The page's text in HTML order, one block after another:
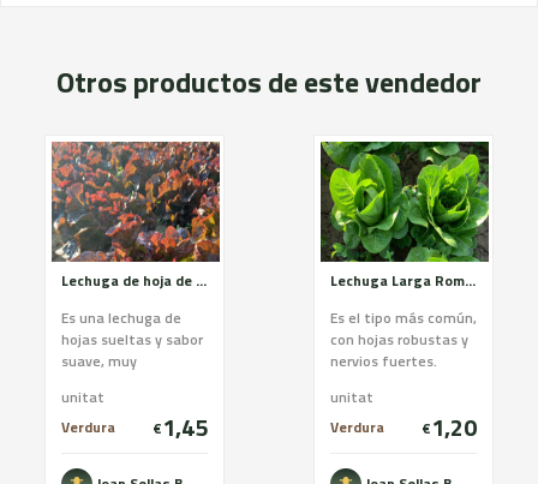
Otros productos de este vendedor
Lechuga de hoja de roble roja
Es una lechuga de
hojas sueltas y sabor
suave, muy
toque de color que
aportan a las
unitat
Verdura
€1,45
Lechuga Larga Romana
Es el tipo más común,
con hojas robustas y
nervios fuertes.
pone en las
ensaladas y en
unitat
Verdura
€1,20